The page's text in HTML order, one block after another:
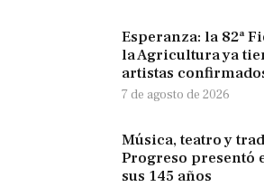
Esperanza: la 82ª
la Agricultura ya
artistas
7 de agosto de 2026
Música, teatro y
Progreso presentó
sus 145 años